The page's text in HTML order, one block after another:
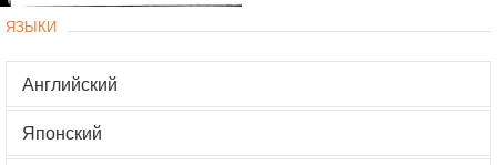
ЯЗЫКИ
Английский
Японский